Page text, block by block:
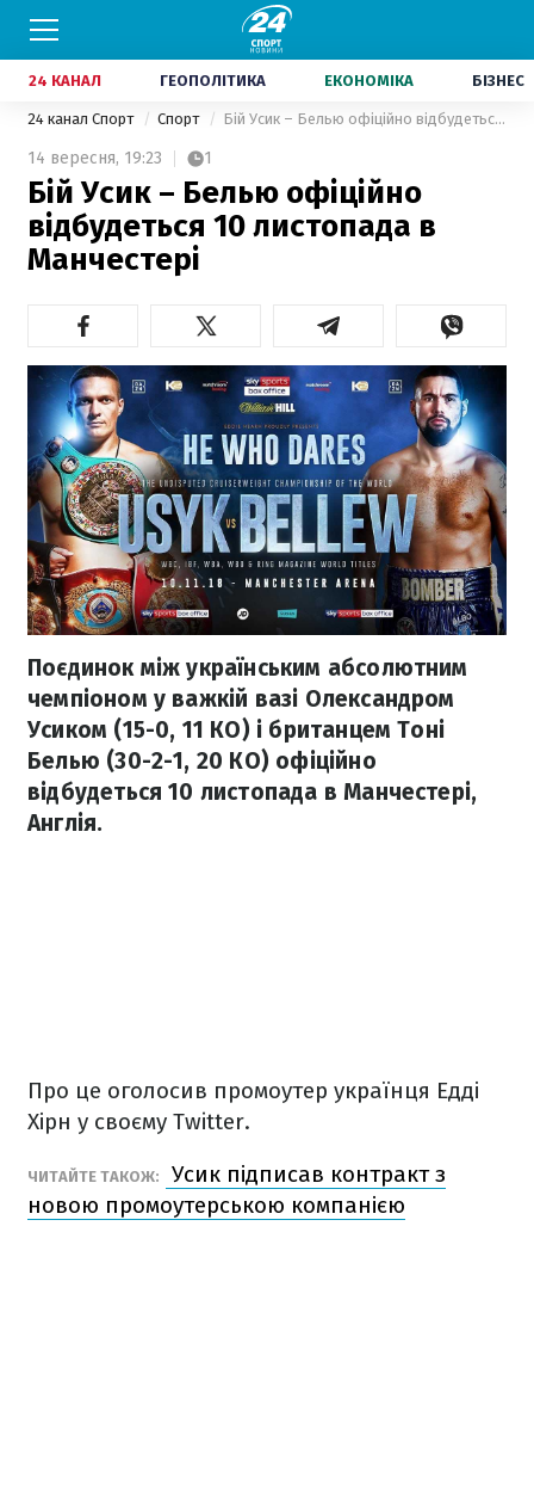
24 КАНАЛ ГЕОПОЛІТИКА ЕКОНОМІКА БІЗНЕС
24 канал Спорт Спорт Бій Усик – Белью офіційно відбудеться 10 листопада в Манчестері
14 вересня, 19:23 1
Бій Усик – Белью офіційно
відбудеться 10 листопада в
Манчестері
Поєдинок між українським абсолютним
чемпіоном у важкій вазі Олександром
Усиком (15-0, 11 КО) і британцем Тоні
Белью (30-2-1, 20 КО) офіційно
відбудеться 10 листопада в Манчестері,
Англія.
Про це оголосив промоутер українця Едді
Хірн у своєму Twitter.
ЧИТАЙТЕ ТАКОЖ:
Усик підписав контракт з
новою промоутерською компанією